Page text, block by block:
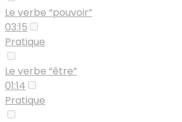
Le verbe “pouvoir”
03:15
Pratique
Le verbe “être”
01:14
Pratique